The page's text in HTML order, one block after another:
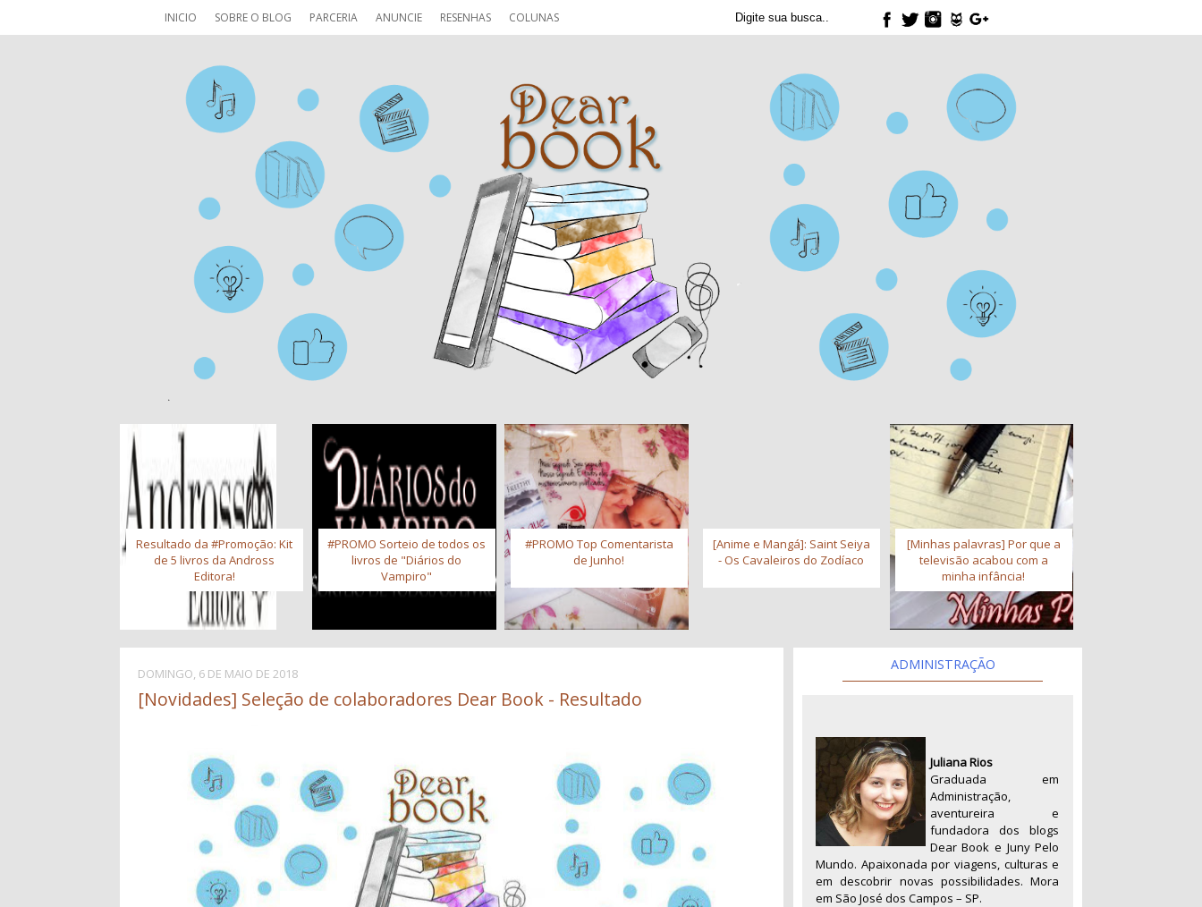
INICIO SOBRE O BLOG PARCERIA ANUNCIE RESENHAS COLUNAS
Resultado da #Promoção: Kit
de 5 livros da Andross
Editora!
#PROMO Sorteio de todos os
livros de "Diários do
Vampiro"
#PROMO Top Comentarista
de Junho!
[Anime e Mangá]: Saint Seiya
- Os Cavaleiros do Zodíaco
[Minhas palavras] Por que a
televisão acabou com a
minha infância!
DOMINGO, 6 DE MAIO DE 2018
[Novidades] Seleção de colaboradores Dear Book - Resultado
ADMINISTRAÇÃO
Juliana Rios
Graduada em
Administração,
aventureira e
fundadora dos blogs
Dear Book e Juny Pelo
Mundo. Apaixonada por viagens, culturas e
em descobrir novas possibilidades. Mora
em São José dos Campos – SP.